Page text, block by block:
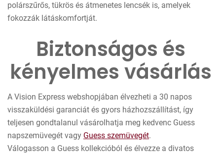
polárszűrős, tükrös és átmenetes lencsék is, amelyek
fokozzák látáskomfortját.
Biztonságos és
kényelmes vásárlás
A Vision Express webshopjában élvezheti a 30 napos
visszaküldési garanciát és gyors házhozszállítást, így
teljesen gondtalanul vásárolhatja meg kedvenc Guess
napszemüvegét vagy Guess szemüvegét.
Válogasson a Guess kollekcióból és élvezze a divatos